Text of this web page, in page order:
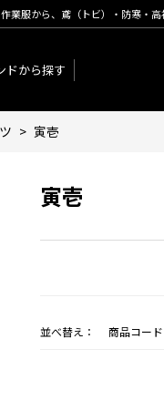
服から、鳶（トビ）・防寒・高
ドから探す
> 寅壱
寅壱
並べ替え： 商品コード